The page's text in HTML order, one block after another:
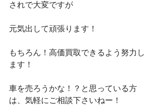
されで大変ですが
元気出して頑張ります！
もちろん！高価買取できるよう努力し
ます！
車を売ろうかな！？と思っている方
は、気軽にご相談下さいねー！